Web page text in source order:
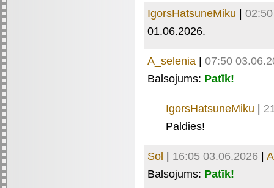
IgorsHatsuneMiku |
01.06.2026.
A_selenia | 07:50
Balsojums: Patīk!
IgorsHatsuneMiku |
Paldies!
Sol | 16:05 03.06.2026 |
Balsojums: Patīk!